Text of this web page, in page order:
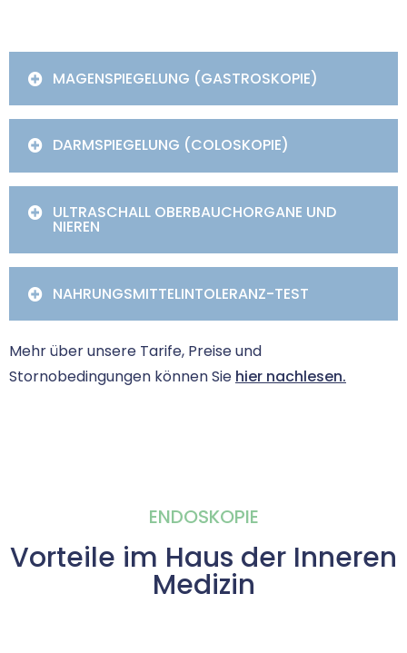
MAGENSPIEGELUNG (GASTROSKOPIE)​
DARMSPIEGELUNG (COLOSKOPIE)
ULTRASCHALL OBERBAUCHORGANE UND
NIEREN
NAHRUNGSMITTELINTOLERANZ-TEST
Mehr über unsere Tarife, Preise und
Stornobedingungen können Sie hier nachlesen.
ENDOSKOPIE
Vorteile im Haus der Inneren
Medizin